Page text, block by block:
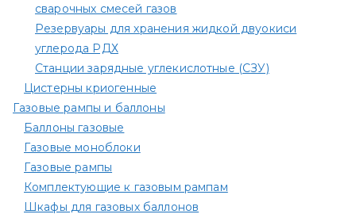
сварочных смесей газов
Резервуары для хранения жидкой двуокиси
углерода РДХ
Станции зарядные углекислотные (СЗУ)
Цистерны криогенные
Газовые рампы и баллоны
Баллоны газовые
Газовые моноблоки
Газовые рампы
Комплектующие к газовым рампам​
Шкафы для газовых баллонов